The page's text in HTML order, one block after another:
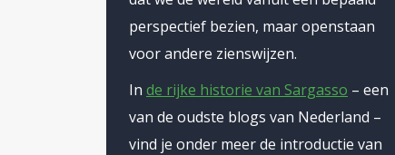
perspectief bezien, maar openstaan
voor andere zienswijzen.
In de rijke historie van Sargasso – een
van de oudste blogs van Nederland –
vind je onder meer de introductie van